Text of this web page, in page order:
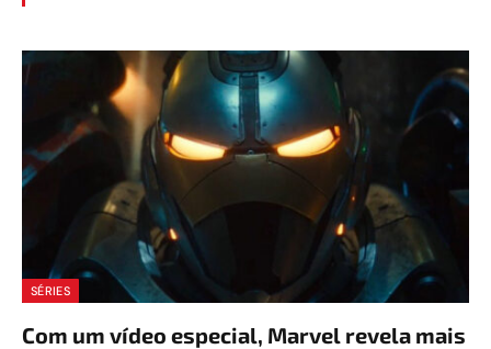
SÉRIES
Com um vídeo especial, Marvel revela mais